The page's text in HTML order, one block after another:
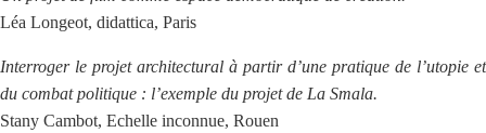
Léa Longeot, didattica, Paris
Interroger le projet architectural à partir d’une pratique de l’utopie et
du combat politique : l’exemple du projet de La Smala.
Stany Cambot, Echelle inconnue, Rouen